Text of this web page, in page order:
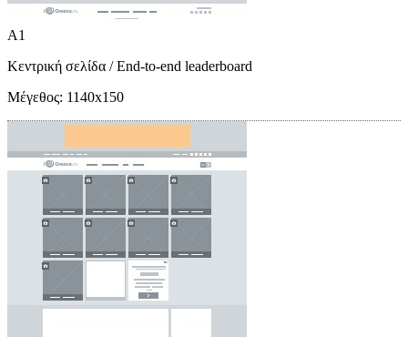
A1
Κεντρική σελίδα / End-to-end leaderboard
Μέγεθος: 1140x150